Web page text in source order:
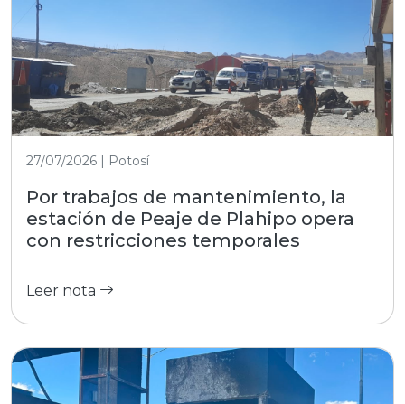
27/07/2026 | Potosí
Por trabajos de mantenimiento, la
estación de Peaje de Plahipo opera
con restricciones temporales
Leer nota